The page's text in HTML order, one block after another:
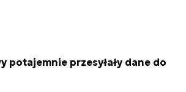
potajemnie przesyłały dane do